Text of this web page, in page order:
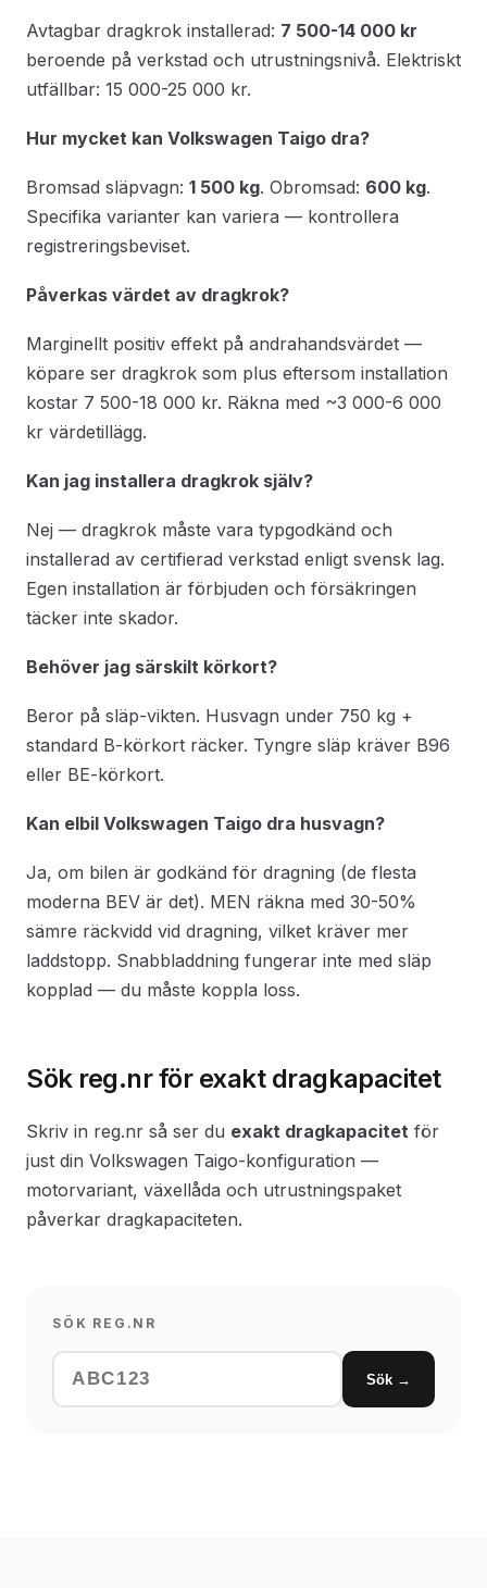
Avtagbar dragkrok installerad: 7 500-14 000 kr
beroende på verkstad och utrustningsnivå. Elektriskt
utfällbar: 15 000-25 000 kr.
Hur mycket kan Volkswagen Taigo dra?
Bromsad släpvagn: 1 500 kg. Obromsad: 600 kg.
Specifika varianter kan variera — kontrollera
registreringsbeviset.
Påverkas värdet av dragkrok?
Marginellt positiv effekt på andrahandsvärdet —
köpare ser dragkrok som plus eftersom installation
kostar 7 500-18 000 kr. Räkna med ~3 000-6 000
kr värdetillägg.
Kan jag installera dragkrok själv?
Nej — dragkrok måste vara typgodkänd och
installerad av certifierad verkstad enligt svensk lag.
Egen installation är förbjuden och försäkringen
täcker inte skador.
Behöver jag särskilt körkort?
Beror på släp-vikten. Husvagn under 750 kg +
standard B-körkort räcker. Tyngre släp kräver B96
eller BE-körkort.
Kan elbil Volkswagen Taigo dra husvagn?
Ja, om bilen är godkänd för dragning (de flesta
moderna BEV är det). MEN räkna med 30-50%
sämre räckvidd vid dragning, vilket kräver mer
laddstopp. Snabbladdning fungerar inte med släp
kopplad — du måste koppla loss.
Sök reg.nr för exakt dragkapacitet
Skriv in reg.nr så ser du exakt dragkapacitet för
just din Volkswagen Taigo-konfiguration —
motorvariant, växellåda och utrustningspaket
påverkar dragkapaciteten.
SÖK REG.NR
Sök →